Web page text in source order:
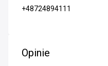
+48724894111
Opinie